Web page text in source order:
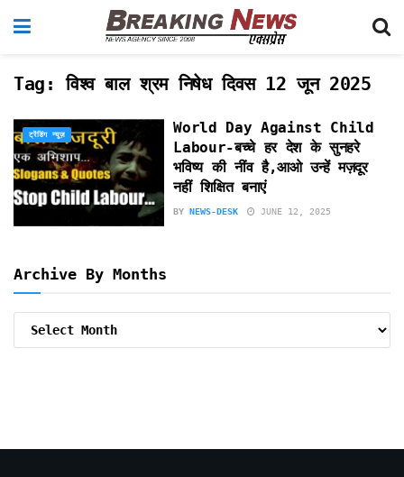
Tag:विश्व बाल श्रम निषेध दिवस 12 जून 2025
ट्रेंडिंग न्यूज़
World Day Against Child
Labour-बच्चे हर देश के सुनहरे
भविष्य की नींव है,आओ उन्हें मज़दूर
नहीं शिक्षित बनाएं
BY NEWS-DESK JUNE 12, 2025
Archive By Months